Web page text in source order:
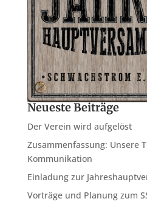
Neueste Beiträge
Der Verein wird aufgelöst
Zusammenfassung: Unsere
Kommunikation
Einladung zur
Vorträge und Planung zum